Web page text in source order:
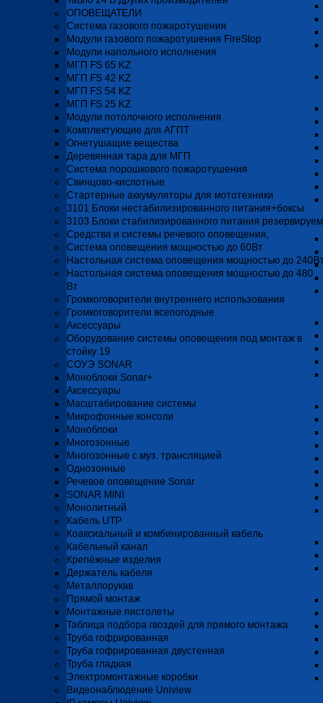
ОПОВЕЩАТЕЛИ
Система газового пожаротушения
Модули газового пожаротушения FireStop
Модули напольного исполнения
МГП FS 65 KZ
МГП FS 42 KZ
МГП FS 54 KZ
МГП FS 25 KZ
Модули потолочного исполнения
Комплектующие для АГПТ
Огнетушащие вещества
Деревянная тара для МГП
Система порошкового пожаротушения
Свинцово-кислотные
Стартерные аккумуляторы для мототехники
3101 Блоки нестабилизированного питания+боксы
3103 Блоки стабилизированного питания
Средства и системы речевого оповещения,
Система оповещения мощностью до 60Вт
Настольная система оповещения мощностью до
Настольная система оповещения мощностью до 480
Вт
Громкоговорители внутреннего использования
Громкоговорители всепогодные
Аксессуары
Оборудование системы оповещения под монтаж в
стойку 19
СОУЭ SONAR
Моноблоки Sonar+
Аксессуары
Масштабирование системы
Микрофонные консоли
Моноблоки
Многозонные
Многозонные с муз. трансляцией
Однозонные
Речевое оповещение Sonar
SONAR MINI
Монолитный
Кабель UTP
Коаксиальный и комбинированный кабель
Кабельный канал
Крепёжные изделия
Держатель кабеля
Металлорукав
Прямой монтаж
Монтажные пистолеты
Таблица подбора гвоздей для прямого монтажа
Труба гофрированная
Труба гофрированная двустенная
Труба гладкая
Электромонтажные коробки
Видеонаблюдение Uniview